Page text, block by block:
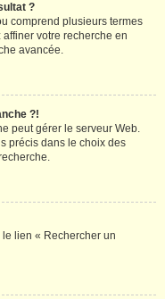
?
comprend plusieurs termes
votre recherche en
avancée.
?!
peut gérer le serveur Web.
précis dans le choix des
lien « Rechercher un